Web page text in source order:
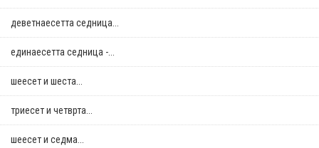
деветнаесетта седница...
единаесетта седница -...
шеесет и шеста...
триесет и четврта...
шеесет и седма...